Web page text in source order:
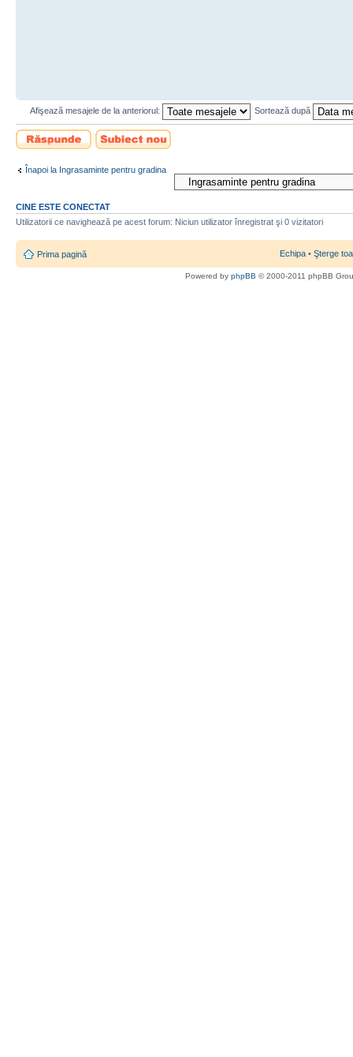
Afişează mesajele de la anteriorul: Sortează după
Scrie un răspuns
Scrie un subiect
nou
Înapoi la Ingrasaminte pentru gradina
CINE ESTE CONECTAT
Utilizatorii ce navighează pe acest forum: Niciun utilizator înregistrat şi 0 vizitatori
Prima pagină Echipa • Şterge
Powered by phpBB © 2000-2011 phpBB